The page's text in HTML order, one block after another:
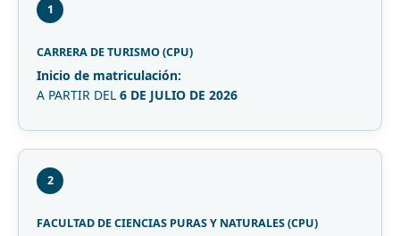
1
CARRERA DE TURISMO (CPU)
Inicio de matriculación:
A PARTIR DEL 6 DE JULIO DE 2026
2
FACULTAD DE CIENCIAS PURAS Y NATURALES (CPU)